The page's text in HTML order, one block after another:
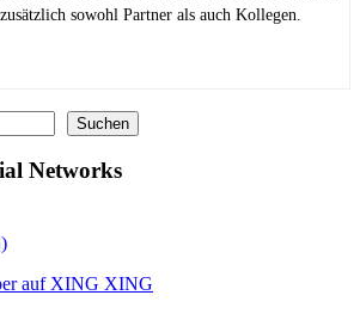
sowohl Partner als auch Kollegen.
Suchen
Networks
XING